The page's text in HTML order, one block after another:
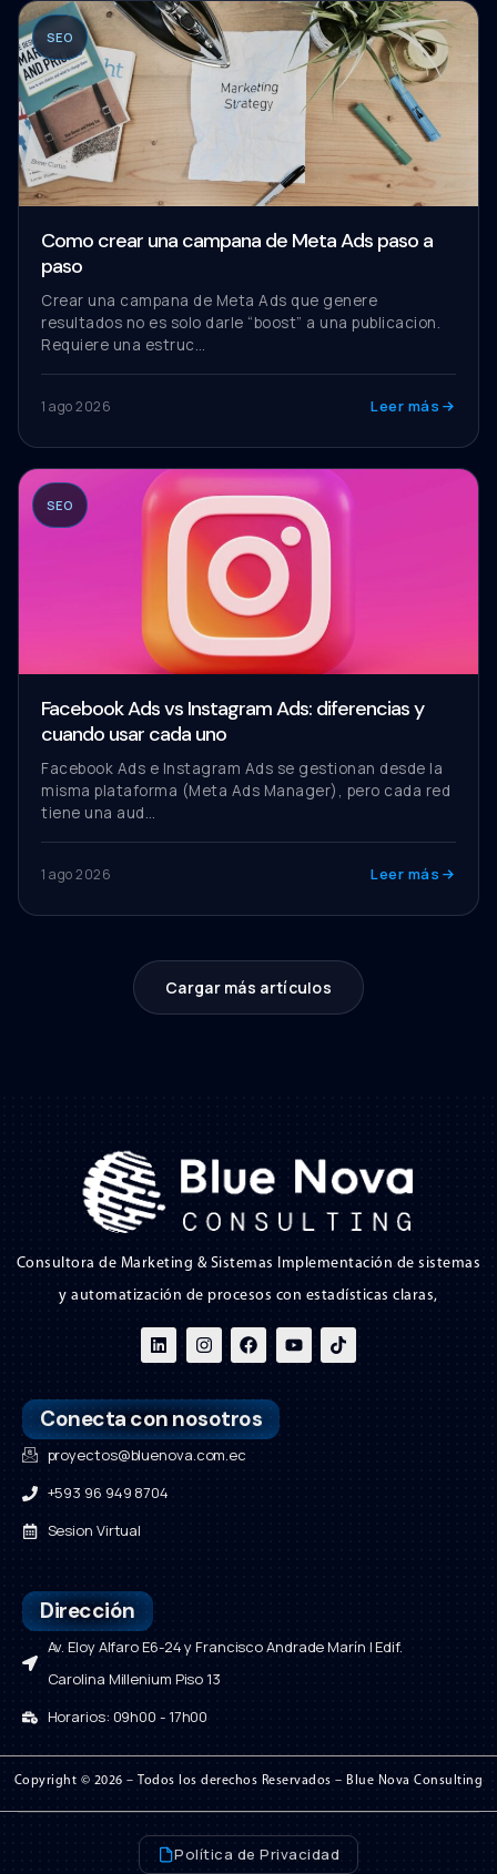
SEO
Como crear una campana de Meta Ads paso a
paso
Crear una campana de Meta Ads que genere
resultados no es solo darle “boost” a una publicacion.
Requiere una estruc…
1 ago 2026 Leer más
SEO
Facebook Ads vs Instagram Ads: diferencias y
cuando usar cada uno
Facebook Ads e Instagram Ads se gestionan desde la
misma plataforma (Meta Ads Manager), pero cada red
tiene una aud…
1 ago 2026 Leer más
Cargar más artículos
Consultora de Marketing & Sistemas Implementación de sistemas
y automatización de procesos con estadísticas claras,
Conecta con nosotros
proyectos@bluenova.com.ec
+593 96 949 8704
Sesion Virtual
Dirección
Av. Eloy Alfaro E6-24 y Francisco Andrade Marín | Edif.
Carolina Millenium Piso 13
Horarios: 09h00 - 17h00
Copyright © 2026 – Todos los derechos Reservados – Blue Nova Consulting
Política de Privacidad